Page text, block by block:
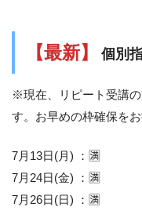
【最新】 個別
※現在、リピート受講
す。お早めの枠確保をお
7月13日(月) ：🈵
7月24日(金) ：🈵
7月26日(日) ：🈵